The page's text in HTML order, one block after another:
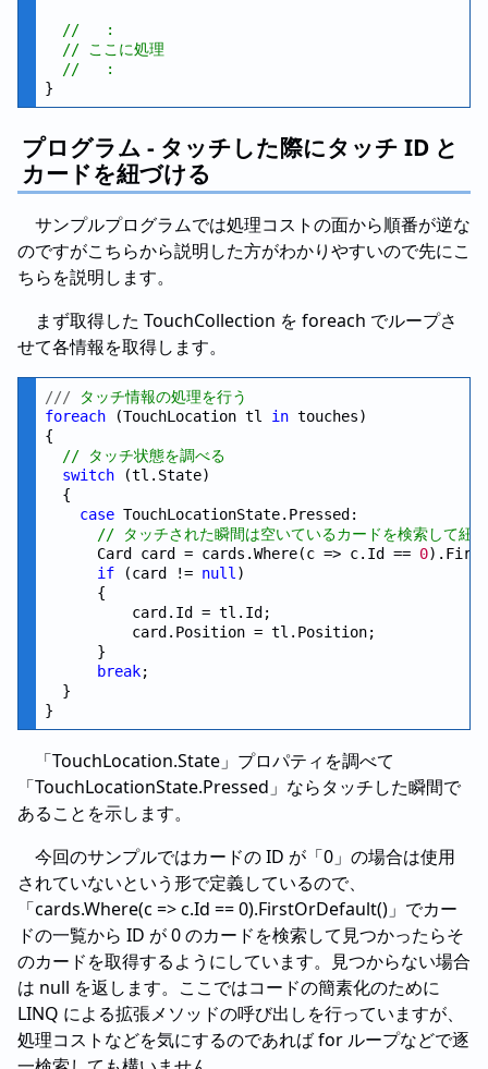
//   :
// ここに処理
//   :
プログラム - タッチした際にタッチ ID と
カードを紐づける
サンプルプログラムでは処理コストの面から順番が逆な
のですがこちらから説明した方がわかりやすいので先にこ
ちらを説明します。
まず取得した TouchCollection を foreach でループさ
せて各情報を取得します。
/// タッチ情報の処理を行う
foreach (TouchLocation tl in touches)
{
// タッチ状態を調べる
switch (tl.State)
  {
case TouchLocationState.Pressed:
// タッチされた瞬間は空いているカードを検索して紐
      Card card = cards.Where(c => c.Id ==
0
if (card != null )
      {
          card.Id = tl.Id;
          card.Position = tl.Position;
      }
break;
  }
「TouchLocation.State」プロパティを調べて
「TouchLocationState.Pressed」ならタッチした瞬間で
あることを示します。
今回のサンプルではカードの ID が「0」の場合は使用
されていないという形で定義しているので、
「cards.Where(c => c.Id == 0).FirstOrDefault()」でカー
ドの一覧から ID が 0 のカードを検索して見つかったらそ
のカードを取得するようにしています。見つからない場合
は null を返します。ここではコードの簡素化のために
LINQ による拡張メソッドの呼び出しを行っていますが、
処理コストなどを気にするのであれば for ループなどで逐